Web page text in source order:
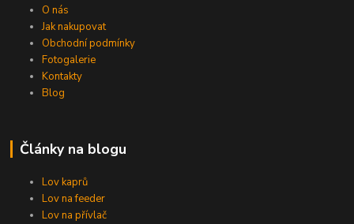
O nás
Jak nakupovat
Obchodní podmínky
Fotogalerie
Kontakty
Blog
Články na blogu
Lov kaprů
Lov na feeder
Lov na přívlač